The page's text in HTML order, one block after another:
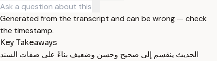
Generated from the transcript and can be wrong — check
the timestamp.
Key Takeaways
الحديث ينقسم إلى صحيح وحسن وضعيف بناءً على صفات السند